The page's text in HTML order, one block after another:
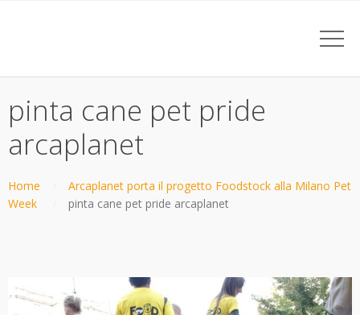
pinta cane pet pride
arcaplanet
Home
Arcaplanet porta il progetto Foodstock alla Milano Pet
Week
pinta cane pet pride arcaplanet